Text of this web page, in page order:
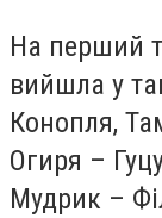
На перший
вийшла у
Конопля,
Огиря –
Мудрик –